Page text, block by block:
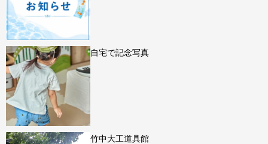
自宅で記念写真
竹中大工道具館